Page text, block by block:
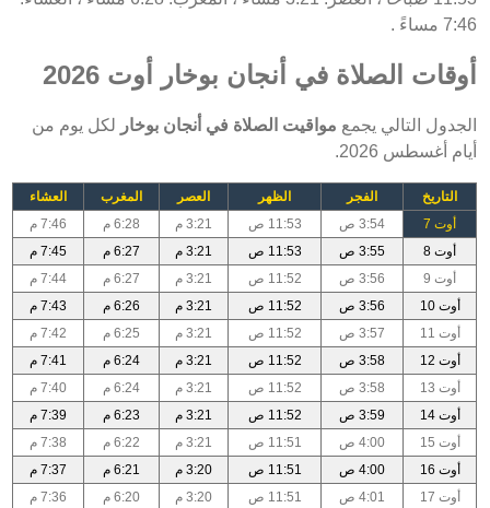
7:46 مساءً .
أوقات الصلاة في أنجان بوخار أوت 2026
الجدول التالي يجمع مواقيت الصلاة في أنجان بوخار لكل يوم من
أيام أغسطس 2026.
التاريخ الفجر الظهر العصر المغرب
العشاء
أوت 7
3:54 ص 11:53 ص 3:21 م 6:28 م
7:46 م
أوت 8
3:55 ص 11:53 ص 3:21 م 6:27 م
7:45 م
أوت 9
3:56 ص 11:52 ص 3:21 م 6:27 م
7:44 م
أوت 10
3:56 ص 11:52 ص 3:21 م 6:26 م
7:43 م
أوت 11
3:57 ص 11:52 ص 3:21 م 6:25 م
7:42 م
أوت 12
3:58 ص 11:52 ص 3:21 م 6:24 م
7:41 م
أوت 13
3:58 ص 11:52 ص 3:21 م 6:24 م
7:40 م
أوت 14
3:59 ص 11:52 ص 3:21 م 6:23 م
7:39 م
أوت 15
4:00 ص 11:51 ص 3:21 م 6:22 م
7:38 م
أوت 16
4:00 ص 11:51 ص 3:20 م 6:21 م
7:37 م
أوت 17
4:01 ص 11:51 ص 3:20 م 6:20 م
7:36 م